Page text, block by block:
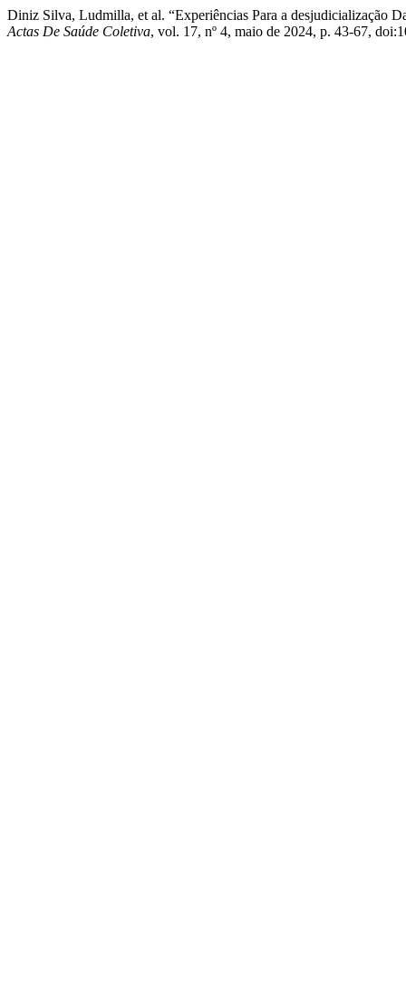
Diniz Silva, Ludmilla, et al. “Experiências Para a desjudicialização
Actas De Saúde Coletiva, vol. 17, nº 4, maio de 2024, p. 43-67,